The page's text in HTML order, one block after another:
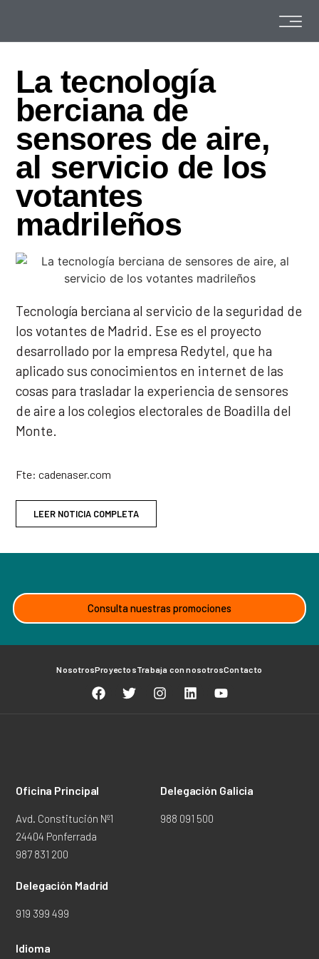
La tecnología
berciana de
sensores de aire,
al servicio de los
votantes
madrileños
Tecnología berciana al servicio de la seguridad de
los votantes de Madrid. Ese es el proyecto
desarrollado por la empresa Redytel, que ha
aplicado sus conocimientos en internet de las
cosas para trasladar la experiencia de sensores
de aire a los colegios electorales de Boadilla del
Monte.
Fte: cadenaser.com
LEER NOTICIA COMPLETA
Consulta nuestras promociones
NosotrosProyectosTrabaja con nosotrosContacto
Oficina Principal
Avd. Constitución Nº1
24404 Ponferrada
987 831 200
Delegación Galicia
988 091 500
Delegación Madrid
919 399 499
Idioma